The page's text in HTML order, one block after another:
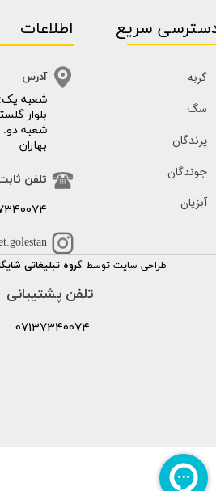
سریع
گربه
سگ
پرندگان
جوندگان
آبزیان
​​شعبه یک:
بلوار
شعبه دو:
بهاران
اطلاعات
آدرس
تلفن
طراحی سایت توسط گروه تبلیغاتی
تلفن پشتیبانی
07137340074